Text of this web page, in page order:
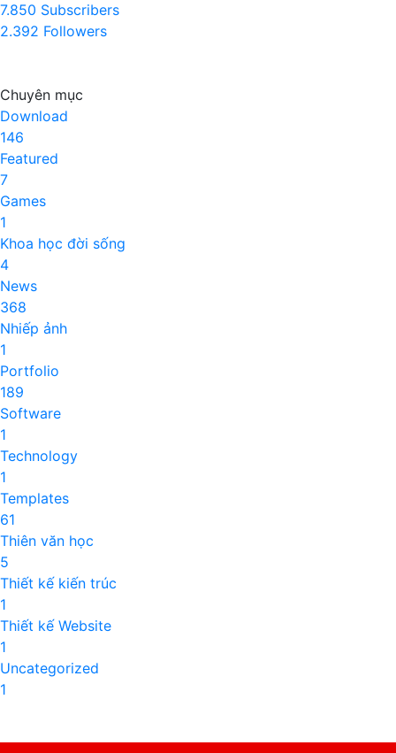
7.850 Subscribers
2.392 Followers
Chuyên mục
Download
146
Featured
7
Games
1
Khoa học đời sống
4
News
368
Nhiếp ảnh
1
Portfolio
189
Software
1
Technology
1
Templates
61
Thiên văn học
5
Thiết kế kiến trúc
1
Thiết kế Website
1
Uncategorized
1